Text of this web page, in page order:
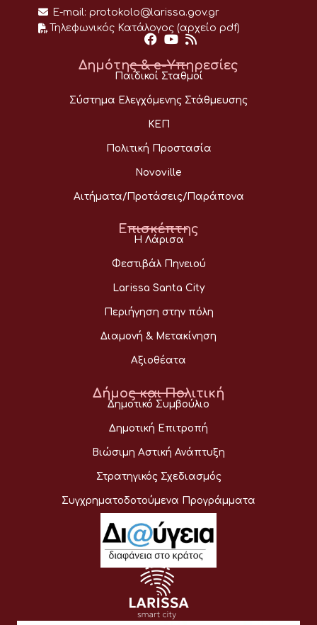
E-mail: protokolo@larissa.gov.gr
Τηλεφωνικός Κατάλογος (αρχείο pdf)
Δημότης & e-Υπηρεσίες
Παιδικοί Σταθμοί
Σύστημα Ελεγχόμενης Στάθμευσης
ΚΕΠ
Πολιτική Προστασία
Novoville
Αιτήματα/Προτάσεις/Παράπονα
Επισκέπτης
Η Λάρισα
Φεστιβάλ Πηνειού
Larissa Santa City
Περιήγηση στην πόλη
Διαμονή & Μετακίνηση
Αξιοθέατα
Δήμος και Πολιτική
Δημοτικό Συμβούλιο
Δημοτική Επιτροπή
Βιώσιμη Αστική Ανάπτυξη
Στρατηγικός Σχεδιασμός
Συγχρηματοδοτούμενα Προγράμματα